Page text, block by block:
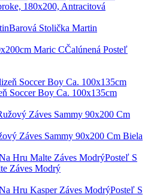
180x200, Antracitová
Barová Stolička Martin
Čalúnená Posteľ
Soccer Boy Ca. 100x135cm
Záves Sammy 90x200 Cm Biela
Posteľ S
Záves Modrý
Posteľ S